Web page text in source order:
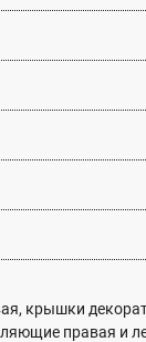
крышки
правая и